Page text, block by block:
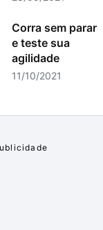
Corra sem parar
e teste sua
agilidade
11/10/2021